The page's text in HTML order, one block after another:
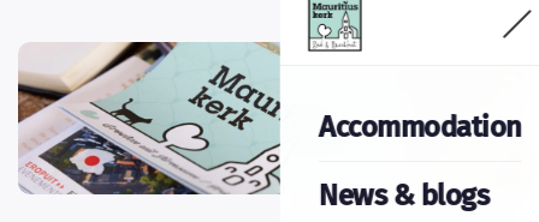
Accommodation
News & blogs